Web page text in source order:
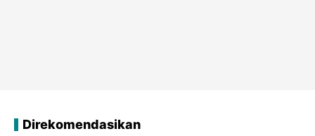
Direkomendasikan